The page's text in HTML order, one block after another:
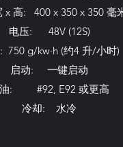
x 高: 400 x 350 x 350 毫
电压: 48V (12S)
750 g/kw·h (约4 升/小时)
启动: 一键启动
: #92, E92 或更高
冷却: 水冷